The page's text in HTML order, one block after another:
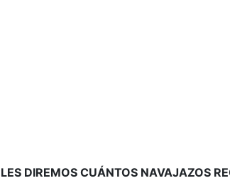
DIREMOS CUÁNTOS NAVAJAZOS